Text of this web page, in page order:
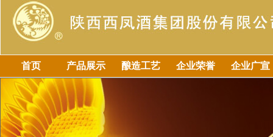
首页 产品展示 酿造工艺 企业荣誉 企业广宣